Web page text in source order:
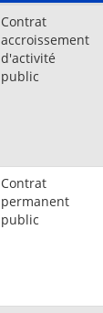
Contrat
accroissement
d'activité
public
Contrat
permanent
public